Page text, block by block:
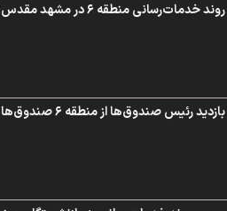
روند خدمات‌رسانی منطقه ۶ در مشهد مقدس ارزیابی میدانی شد / دیدار با کارکنان صندوق‌ها و هیئت‌مدیره کانون خراسان رضوی و بازدید از بخش پشتیبانی زائرسرا
بازدید رئیس صندوق‌ها از منطقه ۶ صندوق‌ها